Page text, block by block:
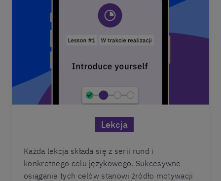
Lekcja
Każda lekcja składa się z serii rund i
konkretnego celu językowego. Sukcesywne
osiąganie tych celów stanowi źródło motywacji